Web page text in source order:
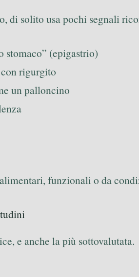
di solito usa pochi segnali
stomaco” (epigastrio)
rigurgito
un palloncino
funzionali o da
e anche la più sottovalutata.